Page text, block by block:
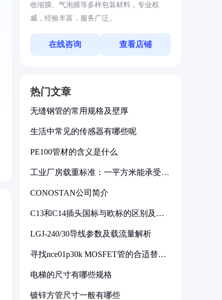
收缩膜、气泡膜等多样包装材料，专业权
威，经验丰富，服务广泛。
在线咨询 查看店铺
热门文章
无缝钢管的常用规格及壁厚
生活中常见的传感器有哪些呢
PE100管材的含义是什么
工业厂房载重标准：一平方米能承受多
CONOSTAN公司简介
C13和C14插头国标与欧标的区别及其
LGJ-240/30导线参数及载流量解析
寻找nce01p30k MOSFET管的合适替代
电梯的尺寸有哪些规格
镀锌方管尺寸一般有哪些